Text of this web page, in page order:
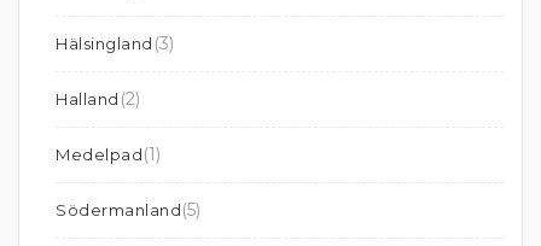
Hälsingland (3)
Halland (2)
Medelpad(1)
Södermanland(5)